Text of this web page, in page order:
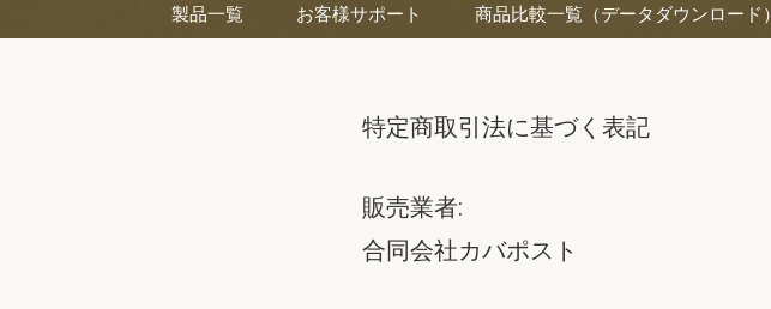
製品一覧 お客様サポート 商品比較一覧（データダウンロード）
特定商取引法に基づく表記
販売業者:
合同会社カバポスト